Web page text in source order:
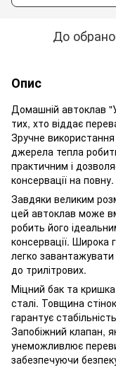
До
Опис
Домашній автоклав
тих, хто віддає
Зручне
джерела тепла
практичним і
консервації на повну.
Завдяки великим
цей автоклав може
робить його
консервації. Широка
легко завантажувати
до трилітрових.
Міцний бак та
сталі. Товщина
гарантує
Запобіжний клапан,
унеможливлює
забезпечуючи